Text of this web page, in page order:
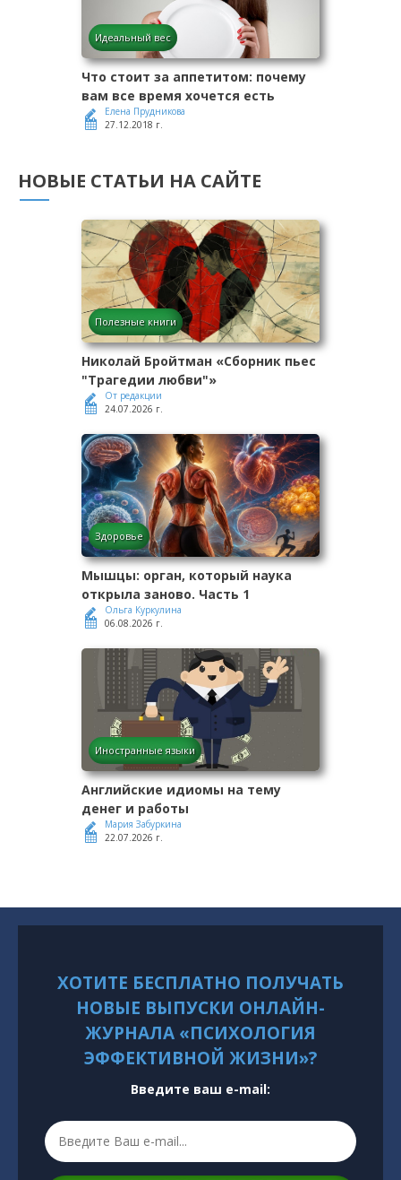
Идеальный вес
Что стоит за аппетитом: почему
вам все время хочется есть
Елена Прудникова
27.12.2018 г.
НОВЫЕ СТАТЬИ НА САЙТЕ
Полезные книги
Николай Бройтман «Сборник пьес
"Трагедии любви"»
От редакции
24.07.2026 г.
Здоровье
Мышцы: орган, который наука
открыла заново. Часть 1
Ольга Куркулина
06.08.2026 г.
Иностранные языки
Английские идиомы на тему
денег и работы
Мария Забуркина
22.07.2026 г.
ХОТИТЕ БЕСПЛАТНО ПОЛУЧАТЬ
НОВЫЕ ВЫПУСКИ ОНЛАЙН-
ЖУРНАЛА «ПСИХОЛОГИЯ
ЭФФЕКТИВНОЙ ЖИЗНИ»?
Введите ваш e-mail: